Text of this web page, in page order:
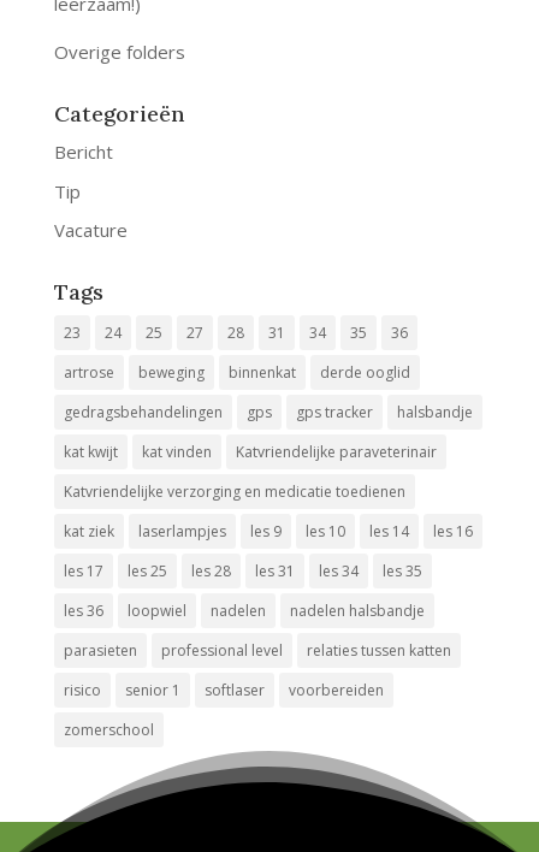
Overige folders
Categorieën
Bericht
Tip
Vacature
Tags
23 24 25 27 28 31 34 35
36
artrose
beweging binnenkat
derde ooglid
gedragsbehandelingen
gps gps tracker
halsbandje
kat kwijt
kat vinden
Katvriendelijke paraveterinair
Katvriendelijke verzorging en medicatie toedienen
kat ziek
laserlampjes les 9 les 10 les 14
les 16
les 17
les 25 les 28 les 31 les 34
les 35
les 36
loopwiel nadelen
nadelen halsbandje
parasieten
professional level
relaties tussen katten
risico
senior 1 softlaser
voorbereiden
zomerschool